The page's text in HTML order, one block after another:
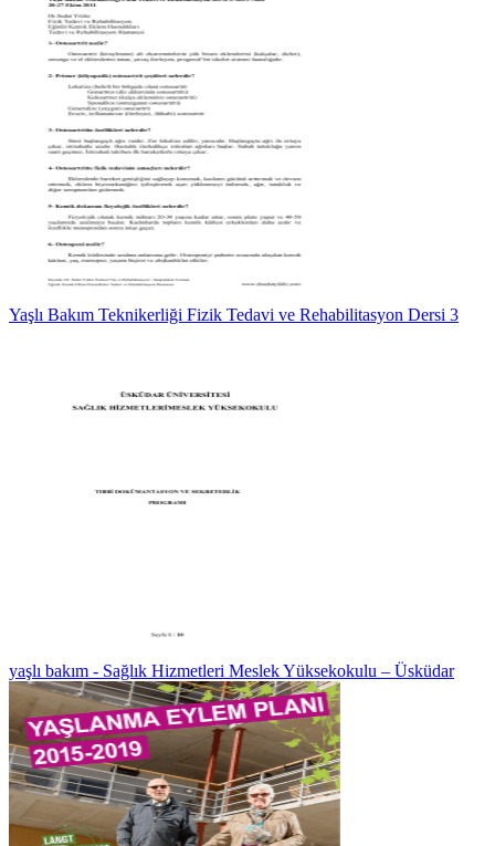
Yaşlı Bakım Teknikerliği Fizik Tedavi ve Rehabilitasyon Dersi 3
yaşlı bakım - Sağlık Hizmetleri Meslek Yüksekokulu – Üsküdar